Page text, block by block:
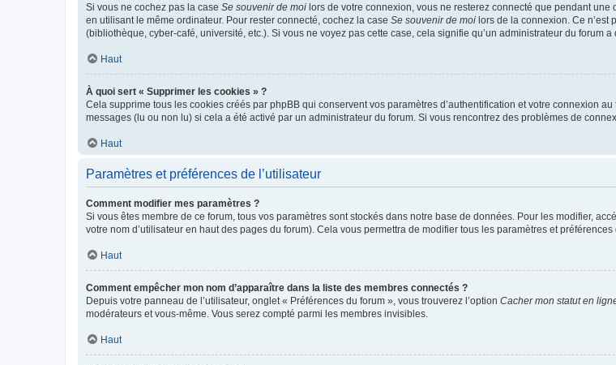
Si vous ne cochez pas la case Se souvenir de moi lors de votre connexion, vous ne resterez connecté que pendant
en utilisant le même ordinateur. Pour rester connecté, cochez la case Se souvenir de moi lors de la connexion. Ce n’est
(bibliothèque, cyber-café, université, etc.). Si vous ne voyez pas cette case, cela signifie qu’un administrateur du forum a
Haut
À quoi sert « Supprimer les cookies » ?
Cela supprime tous les cookies créés par phpBB qui conservent vos paramètres d’authentification et votre connexion
messages (lu ou non lu) si cela a été activé par un administrateur du forum. Si vous rencontrez des problèmes de
Haut
Paramètres et préférences de l’utilisateur
Comment modifier mes paramètres ?
Si vous êtes membre de ce forum, tous vos paramètres sont stockés dans notre base de données. Pour les modifier,
votre nom d’utilisateur en haut des pages du forum). Cela vous permettra de modifier tous les paramètres et préférences
Haut
Comment empêcher mon nom d’apparaître dans la liste des membres connectés ?
Depuis votre panneau de l’utilisateur, onglet « Préférences du forum », vous trouverez l’option Cacher mon statut en
modérateurs et vous-même. Vous serez compté parmi les membres invisibles.
Haut